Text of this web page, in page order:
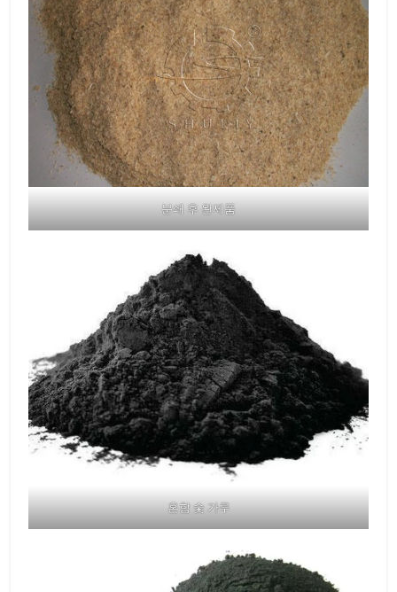
분쇄 후 완제품
혼합 숯 가루